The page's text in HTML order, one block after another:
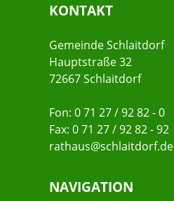
KONTAKT
Gemeinde Schlaitdorf
Hauptstraße 32
72667 Schlaitdorf
Fon: 0 71 27 / 92 82 - 0
Fax: 0 71 27 / 92 82 - 92
rathaus@schlaitdorf.de
NAVIGATION